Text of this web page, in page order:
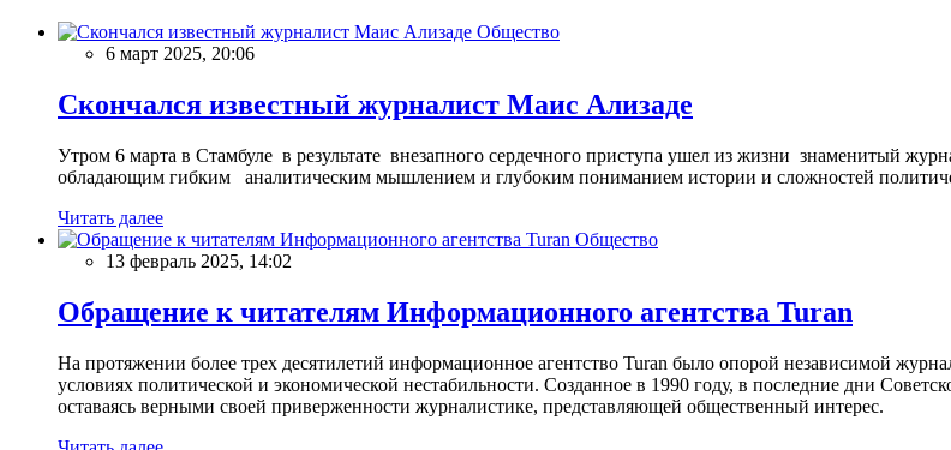
Общество
6 март 2025, 20:06
Скончался известный журналист Маис Ализаде
Утром 6 марта в Стамбуле в результате внезапного сердечного приступа ушел из жизни знаменитый
обладающим гибким аналитическим мышлением и глубоким пониманием истории и сложностей
Читать далее
Общество
13 февраль 2025, 14:02
Обращение к читателям Информационного агентства Turan
На протяжении более трех десятилетий информационное агентство Turan было опорой независимой
условиях политической и экономической нестабильности. Созданное в 1990 году, в последние дни
оставаясь верными своей приверженности журналистике, представляющей общественный интерес.